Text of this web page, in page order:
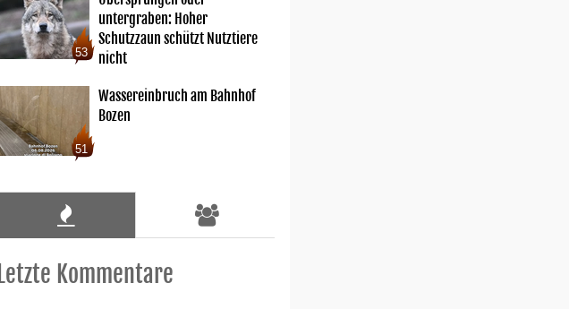
53
untergraben: Hoher
Schutzzaun schützt Nutztiere
nicht
51
Wassereinbruch am Bahnhof
Bozen
Letzte Kommentare